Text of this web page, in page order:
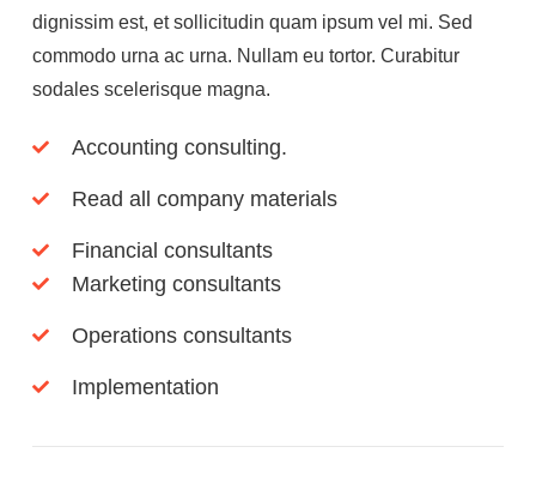
dignissim est, et sollicitudin quam ipsum vel mi. Sed
commodo urna ac urna. Nullam eu tortor. Curabitur
sodales scelerisque magna.
Accounting consulting.
Read all company materials
Financial consultants
Marketing consultants
Operations consultants
Implementation